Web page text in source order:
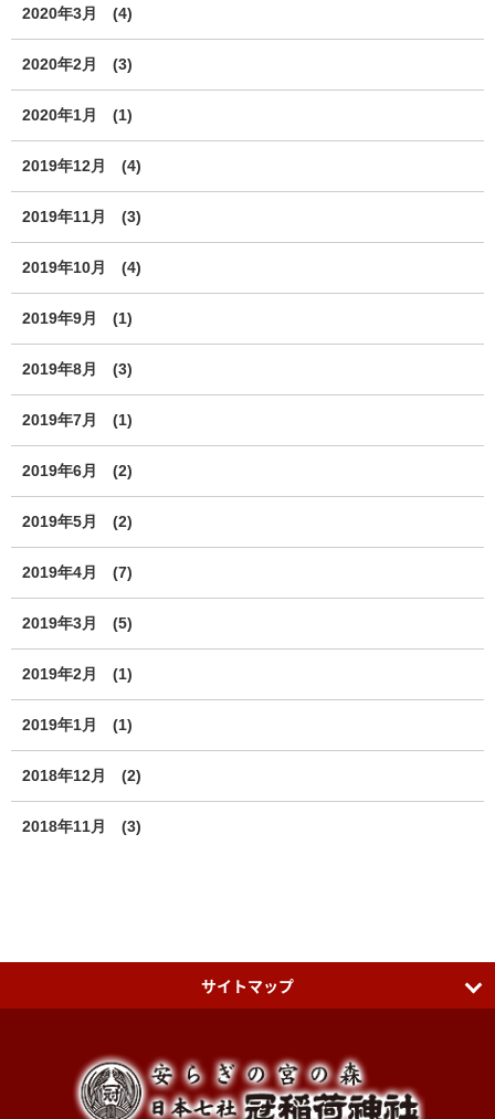
2020年3月 (4)
2020年2月 (3)
2020年1月 (1)
2019年12月 (4)
2019年11月 (3)
2019年10月 (4)
2019年9月 (1)
2019年8月 (3)
2019年7月 (1)
2019年6月 (2)
2019年5月 (2)
2019年4月 (7)
2019年3月 (5)
2019年2月 (1)
2019年1月 (1)
2018年12月 (2)
2018年11月 (3)
サイトマップ
日本七社 冠稲荷神社
ティアラグリーンパレス